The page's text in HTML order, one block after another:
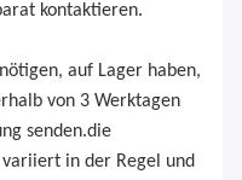
kontaktieren.
auf Lager haben,
von 3 Werktagen
senden.die
in der Regel und